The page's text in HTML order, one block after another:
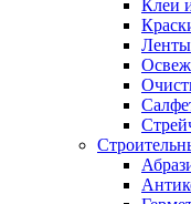
Клеи
Ленты